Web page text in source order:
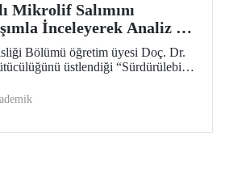
Mikrolif Salımını
İnceleyerek Analiz ve
Geliştirecek Projeye
Bölümü öğretim üyesi Doç. Dr.
üstlendiği “Sürdürülebilir
Salımı: Aşınma, UV Maruziyeti